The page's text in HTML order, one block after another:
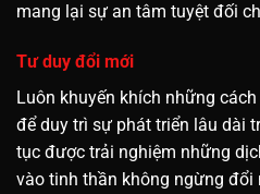
mang lại sự an tâm tuyệt đối
Tư duy đổi mới
Luôn khuyến khích những
để duy trì sự phát triển lâu dài
tục được trải nghiệm những
vào tinh thần không ngừng đổi